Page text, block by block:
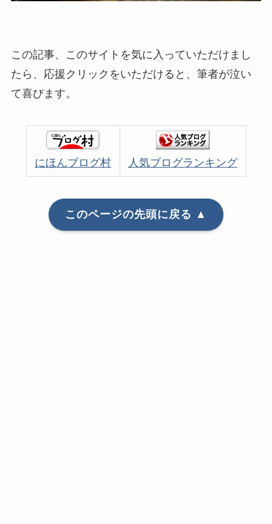
この記事、このサイトを気に入っていただけまし
たら、応援クリックをいただけると、筆者が泣い
て喜びます。
にほんブログ村 人気ブログランキング
このページの先頭に戻る ▲